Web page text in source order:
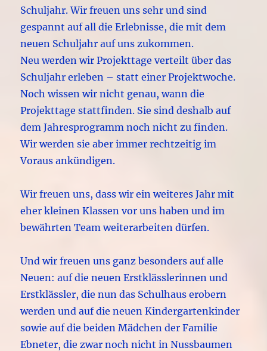
Schuljahr. Wir freuen uns sehr und sind
gespannt auf all die Erlebnisse, die mit dem
neuen Schuljahr auf uns zukommen.
Neu werden wir Projekttage verteilt über das
Schuljahr erleben – statt einer Projektwoche.
Noch wissen wir nicht genau, wann die
Projekttage stattfinden. Sie sind deshalb auf
dem Jahresprogramm noch nicht zu finden.
Wir werden sie aber immer rechtzeitig im
Voraus ankündigen.
Wir freuen uns, dass wir ein weiteres Jahr mit
eher kleinen Klassen vor uns haben und im
bewährten Team weiterarbeiten dürfen.
Und wir freuen uns ganz besonders auf alle
Neuen: auf die neuen Erstklässlerinnen und
Erstklässler, die nun das Schulhaus erobern
werden und auf die neuen Kindergartenkinder
sowie auf die beiden Mädchen der Familie
Ebneter, die zwar noch nicht in Nussbaumen